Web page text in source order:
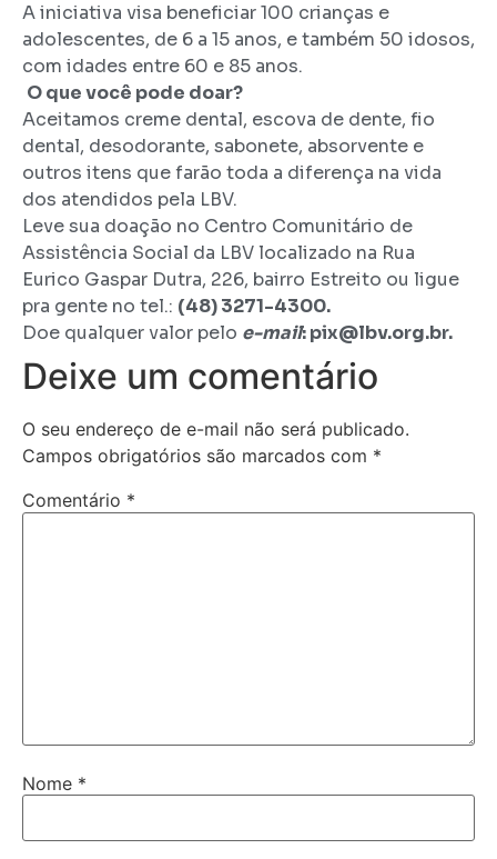
A iniciativa visa beneficiar 100 crianças e
adolescentes, de 6 a 15 anos, e também 50 idosos,
com idades entre 60 e 85 anos.
O que você pode doar?
Aceitamos creme dental, escova de dente, fio
dental, desodorante, sabonete, absorvente e
outros itens que farão toda a diferença na vida
dos atendidos pela LBV.
Leve sua doação no Centro Comunitário de
Assistência Social da LBVlocalizado na Rua
Eurico Gaspar Dutra, 226, bairro Estreito ou ligue
pra gente no tel.: (48) 3271-4300.
Doe qualquer valor pelo e-mail: pix@lbv.org.br.
Deixe um comentário
O seu endereço de e-mail não será publicado.
Campos obrigatórios são marcados com *
Comentário *
Nome *